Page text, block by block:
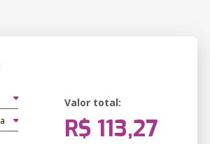
Valor total:
R$ 113,27